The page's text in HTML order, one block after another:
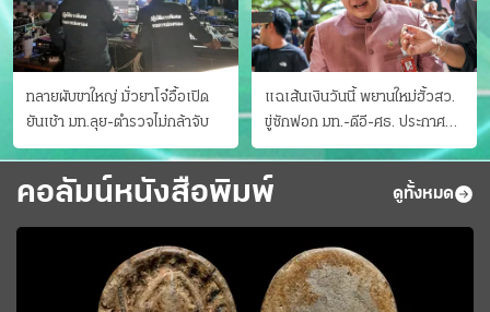
ทลายผับขาใหญ่ มั่วยาโจ๋อื้อเปิด
ยันเช้า มท.ลุย-ตำรวจไม่กล้าจับ
แฉเส้นเงินวันนี้ พยานใหม่ฮั้วสว.
ขู่ซักฟอก มท.-ดีอี-ศธ. ประกาศ
บัญชีท้องถิ่น
คอลัมน์หนังสือพิมพ์ ดูทั้งหมด